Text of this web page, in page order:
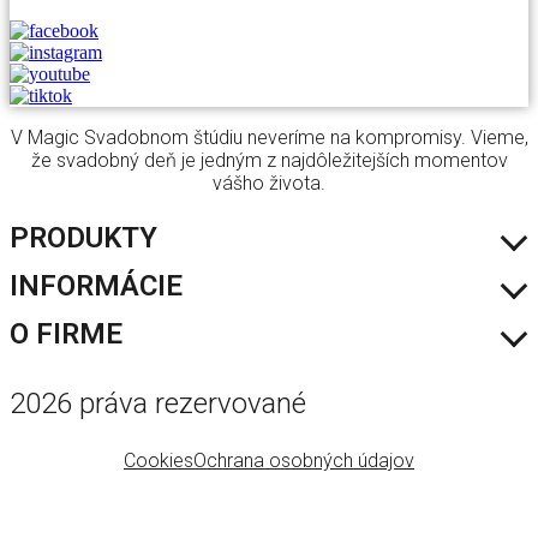
V Magic Svadobnom štúdiu neveríme na kompromisy. Vieme,
že svadobný deň je jedným z najdôležitejších momentov
vášho života.
PRODUKTY
Šaty
Výpredaj
INFORMÁCIE
Skúška šiat
O FIRME
Kontakt
2026 práva rezervované
CookiesOchrana osobných údajov